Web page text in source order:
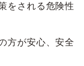
をされる危険性
方が安心、安全